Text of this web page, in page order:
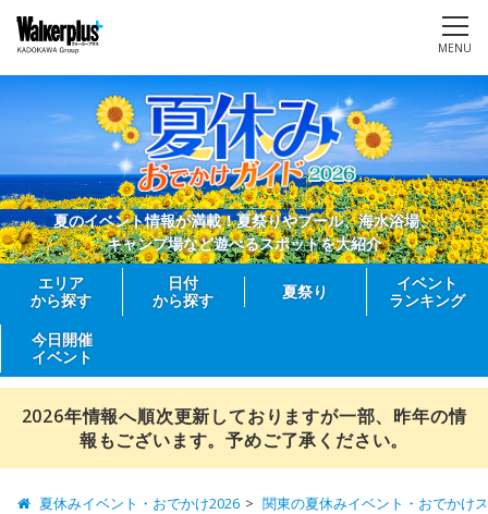
MENU
夏のイベント情報が満載！夏祭りやプール、海水浴場、
キャンプ場など遊べるスポットを大紹介
エリア
から探す
日付
から探す
夏祭り
イベント
ランキング
今日開催
イベント
2026年情報へ順次更新しておりますが一部、昨年の情
報もございます。予めご了承ください。
夏休みイベント・おでかけ2026 関東の夏休みイベント・おでかけ